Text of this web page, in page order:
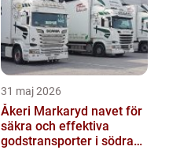
31 maj 2026
Åkeri Markaryd navet för
säkra och effektiva
godstransporter i södra